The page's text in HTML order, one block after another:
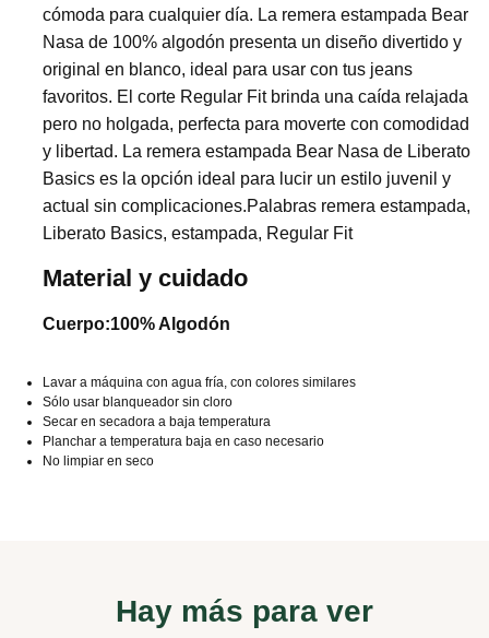
cómoda para cualquier día. La remera estampada Bear
Nasa de 100% algodón presenta un diseño divertido y
original en blanco, ideal para usar con tus jeans
favoritos. El corte Regular Fit brinda una caída relajada
pero no holgada, perfecta para moverte con comodidad
y libertad. La remera estampada Bear Nasa de Liberato
Basics es la opción ideal para lucir un estilo juvenil y
actual sin complicaciones.Palabras remera estampada,
Liberato Basics, estampada, Regular Fit
Material y cuidado
Cuerpo:100% Algodón
Lavar a máquina con agua fría, con colores similares
Sólo usar blanqueador sin cloro
Secar en secadora a baja temperatura
Planchar a temperatura baja en caso necesario
No limpiar en seco
Hay más para ver